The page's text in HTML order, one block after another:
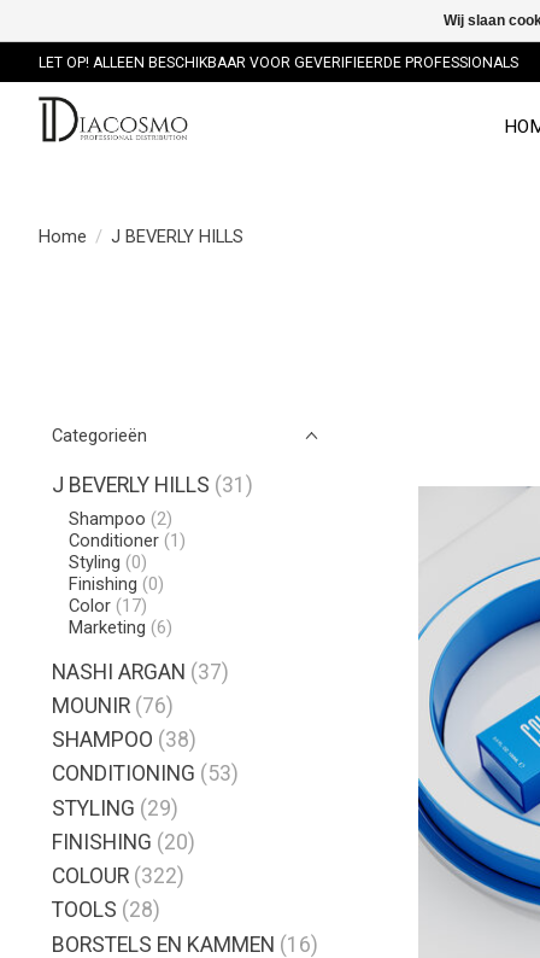
LET OP! ALLEEN BESCHIKBAAR VOOR GEVERIFIEERDE PROFESSIONALS
Home / J BEVERLY HILLS
Categorieën
J BEVERLY HILLS (31)
Shampoo (2)
Conditioner (1)
Styling (0)
Finishing (0)
Color (17)
Marketing (6)
NASHI ARGAN (37)
MOUNIR (76)
SHAMPOO (38)
CONDITIONING (53)
STYLING (29)
FINISHING (20)
COLOUR (322)
TOOLS (28)
BORSTELS EN KAMMEN (16)
Wij slaan